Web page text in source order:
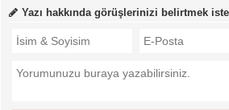
Yazı hakkında görüşlerinizi belirtmek